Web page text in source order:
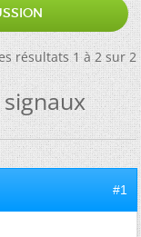
résultats 1 à 2 sur 2
#1